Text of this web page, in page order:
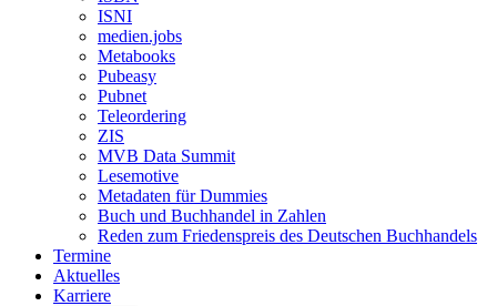
ISNI
medien.jobs
Metabooks
Pubeasy
Pubnet
Teleordering
ZIS
MVB Data Summit
Lesemotive
Metadaten für Dummies
Buch und Buchhandel in Zahlen
Reden zum Friedenspreis des Deutschen Buchhandels
Termine
Aktuelles
Karriere